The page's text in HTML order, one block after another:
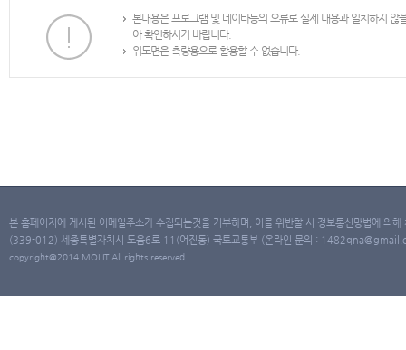
본내용은 프로그램 및 데이타등의 오류로 실제 내용과 일치하지
아 확인하시기 바랍니다.
위도면은 측량용으로 활용할 수 없습니다.
본 홈페이지에 게시된 이메일주소가 수집되는것을 거부하며, 이를 위반할 시 정보통신망법에 의
(339-012) 세종특별자치시 도움6로 11(어진동) 국토교통부 (온라인 문의 :
copyright@2014 MOLIT All rights reserved.